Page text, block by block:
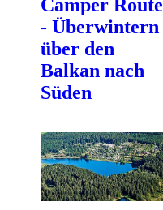
Camper Route
- Überwintern
über den
Balkan nach
Süden